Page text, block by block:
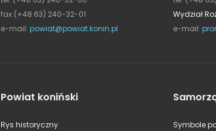
fax (+48 63) 240-32-01
e-mail: powiat@powiat.konin.pl
Wydział
e-mail:
Powiat koniński
Rys historyczny
Symbole